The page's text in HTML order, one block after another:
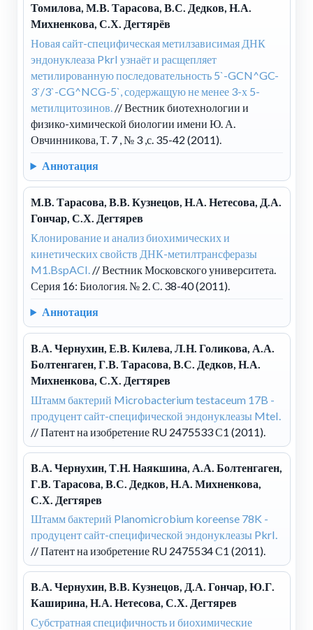
Томилова, М.В. Тарасова, В.С. Дедков, Н.А.
Михненкова, С.Х. Дегтярёв
Новая сайт-специфическая метилзависимая ДНК
эндонуклеаза PkrI узнаёт и расщепляет
метилированную последовательность 5`-GCN^GC-
3`/3`-CG^NCG-5`, содержащую не менее 3-х 5-
метилцитозинов. // Вестник биотехнологии и
физико-химической биологии имени Ю. А.
Овчинникова, Т. 7 , № 3 ,с. 35-42 (2011).
Аннотация
М.В. Тарасова, В.В. Кузнецов, Н.А. Нетесова, Д.А.
Гончар, С.Х. Дегтярев
Клонирование и анализ биохимических и
кинетических свойств ДНК-метилтрансферазы
M1.BspACI. // Вестник Московского университета.
Серия 16: Биология. № 2. С. 38-40 (2011).
Аннотация
В.А. Чернухин, Е.В. Килева, Л.Н. Голикова, А.А.
Болтенгаген, Г.В. Тарасова, В.С. Дедков, Н.А.
Михненкова, С.Х. Дегтярев
Штамм бактерий Microbacterium testaceum 17B -
продуцент сайт-специфической эндонуклеазы MteI.
// Патент на изобретение RU 2475533 С1 (2011).
В.А. Чернухин, Т.Н. Наякшина, А.А. Болтенгаген,
Г.В. Тарасова, В.С. Дедков, Н.А. Михненкова,
С.Х. Дегтярев
Штамм бактерий Planomicrobium koreense 78K -
продуцент сайт-специфической эндонуклеазы PkrI.
// Патент на изобретение RU 2475534 С1 (2011).
В.А. Чернухин, В.В. Кузнецов, Д.А. Гончар, Ю.Г.
Каширина, Н.А. Нетесова, С.Х. Дегтярев
Субстратная специфичность и биохимические